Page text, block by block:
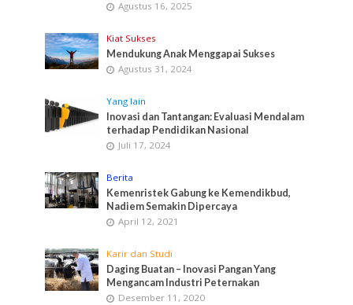
Agustus 16, 2025
Kiat Sukses
Mendukung Anak Menggapai Sukses
Agustus 31, 2024
Yang lain
Inovasi dan Tantangan: Evaluasi Mendalam
terhadap Pendidikan Nasional
Juli 17, 2024
Berita
Kemenristek Gabung ke Kemendikbud,
Nadiem Semakin Dipercaya
April 12, 2021
Karir dan Studi
Daging Buatan – Inovasi Pangan Yang
Mengancam Industri Peternakan
Desember 11, 2020